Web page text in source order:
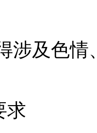
涉及色
求